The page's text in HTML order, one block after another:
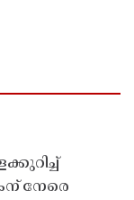
നേരെ